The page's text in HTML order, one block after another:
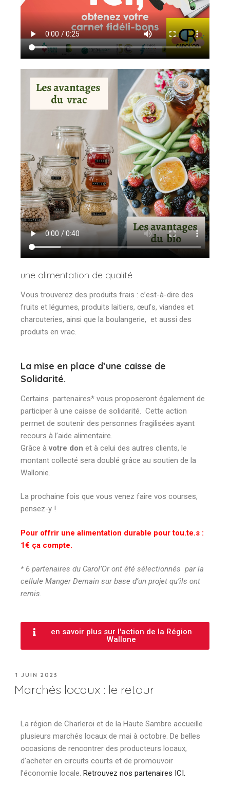
une alimentation de qualité
Vous trouverez des produits frais : c’est-à-dire des
fruits et légumes, produits laitiers, œufs, viandes et
charcuteries, ainsi que la boulangerie, et aussi des
produits en vrac.
La mise en place d’une caisse de
Solidarité.
Certains partenaires* vous proposeront également de
participer à une caisse de solidarité. Cette action
permet de soutenir des personnes fragilisées ayant
recours à l’aide alimentaire.
Grâce àvotre don et à celui des autres clients, le
montant collecté sera doublé grâce au soutien de la
Wallonie.
La prochaine fois que vous venez faire vos courses,
pensez-y !
Pour offrir une alimentation durable pour tou.te.s :
1€ ça compte.
* 6 partenaires du Carol’Or ont été sélectionnés par la
cellule Manger Demain sur base d’un projet qu’ils ont
remis.
en savoir plus sur l'action de la Région
Wallone
1 JUIN 2023
Marchés locaux : le retour
La région de Charleroi et de la Haute Sambre accueille
plusieurs marchés locaux de mai à octobre. De belles
occasions de rencontrer des producteurs locaux,
d’acheter en circuits courts et de promouvoir
l’économie locale. Retrouvez nos partenaires ICI.